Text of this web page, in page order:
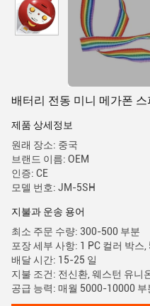
배터리 전동 미니 메가폰
제품 상세정보
원래 장소: 중국
브랜드 이름: OEM
인증: CE
모델 번호: JM-5SH
지불과 운송 용어
최소 주문 수량: 300-500 부분
포장 세부 사항: 1 PC 컬러 박스
배달 시간: 15-25 일
지불 조건: 전신환, 웨스턴 유니
공급 능력: 매월 5000-10000 부